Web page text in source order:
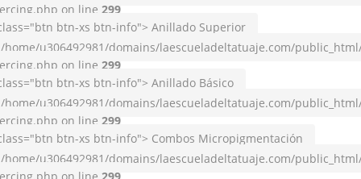
on line 299
btn-xs btn-info"> Anillado Superior
/home/u306492981/domains/laescueladeltatuaje.com/
on line 299
btn-xs btn-info"> Anillado Básico
/home/u306492981/domains/laescueladeltatuaje.com/
on line 299
btn-xs btn-info"> Combos Micropigmentación
/home/u306492981/domains/laescueladeltatuaje.com/
on line 299